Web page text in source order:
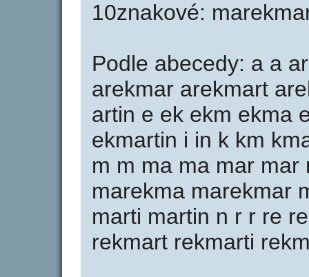
10znakové:
Podle abecedy: a a
arekmar arekmart
artin e ek ekm ekma
ekmartin i in k km
m m ma ma mar
marekma marekmar
marti martin n r r re
rekmart rekmarti